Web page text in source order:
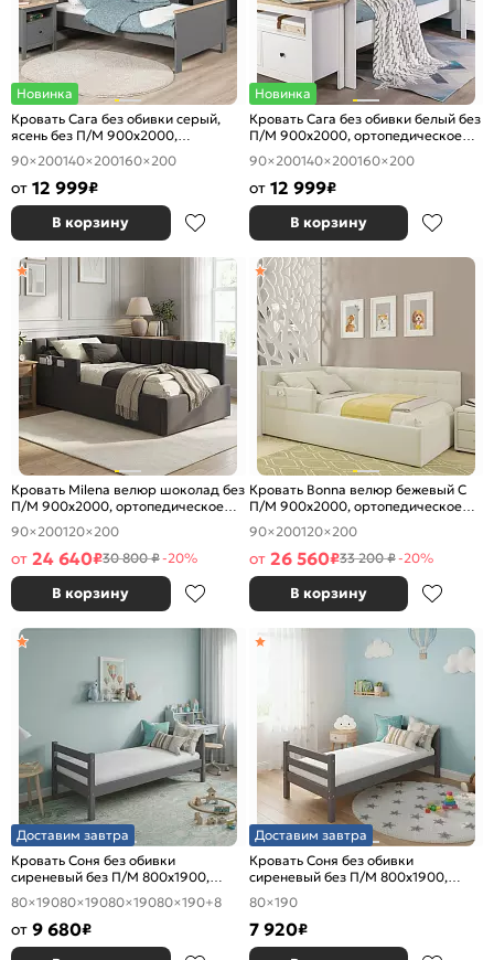
Новинка
Кровать Сага без обивки серый,
ясень без П/М 900x2000,
ортопедическое основание,
изголовье жесткое
90×200140×200160×200
от 12 999₽
В корзину
Новинка
Кровать Сага без обивки белый без
П/М 900x2000, ортопедическое
основание, изголовье жесткое
90×200140×200160×200
от 12 999₽
В корзину
Кровать Milena велюр шоколад без
П/М 900x2000, ортопедическое
основание, изголовье мягкое
90×200120×200
от 24 640₽30 800 ₽-20%
В корзину
Кровать Bonna велюр бежевый С
П/М 900x2000, ортопедическое
основание, изголовье мягкое
90×200120×200
от 26 560₽33 200 ₽-20%
В корзину
Доставим завтра
Кровать Соня без обивки
сиреневый без П/М 800x1900,
ортопедическое основание,
изголовье жесткое
80×19080×19080×19080×190+8
от 9 680₽
Доставим завтра
Кровать Соня без обивки
сиреневый без П/М 800x1900,
изголовье жесткое
80×190
7 920₽